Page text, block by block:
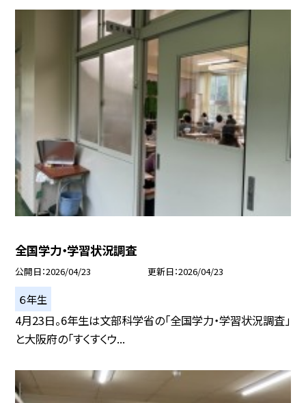
全国学力・学習状況調査
公開日 2026/04/23 更新日 2026/04/23
６年生
4月23日。6年生は文部科学省の「全国学力・学習状況調査」
と大阪府の「すくすくウ...